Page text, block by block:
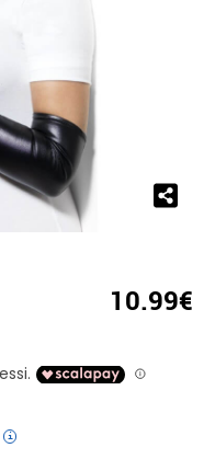
10.99€
i